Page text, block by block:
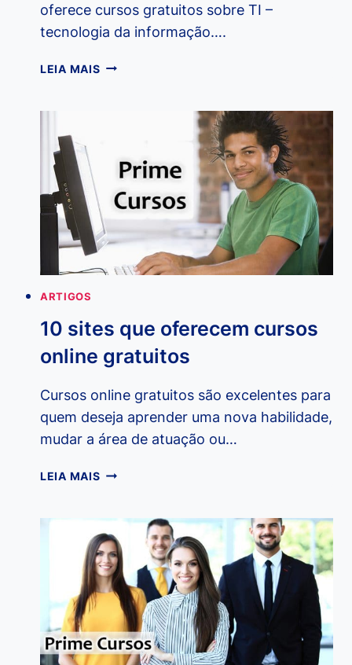
oferece cursos gratuitos sobre TI –
tecnologia da informação….
LEIA MAISCOMO
BRASIL
MAIS
DIGITAL
ARTIGOS
10 sites que oferecem cursos
online gratuitos
Cursos online gratuitos são excelentes para
quem deseja aprender uma nova habilidade,
mudar a área de atuação ou…
LEIA MAIS10
OFERECEM
CURSOS
ONLINE
GRATUITOS